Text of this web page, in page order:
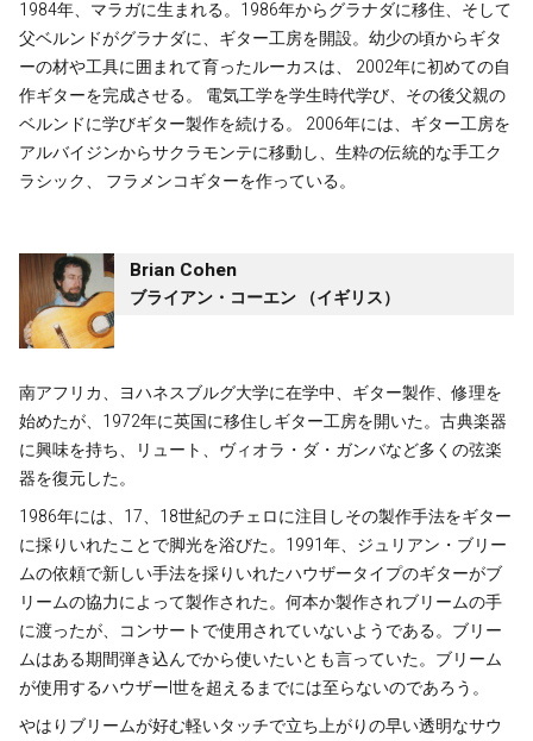
1984年、マラガに生まれる。1986年からグラナダに移住、そして
父ベルンドがグラナダに、ギター工房を開設。幼少の頃からギタ
ーの材や工具に囲まれて育ったルーカスは、 2002年に初めての自
作ギターを完成させる。 電気工学を学生時代学び、その後父親の
ベルンドに学びギター製作を続ける。 2006年には、ギター工房を
アルバイジンからサクラモンテに移動し、生粋の伝統的な手工ク
ラシック、 フラメンコギターを作っている。
Brian Cohen
ブライアン・コーエン （イギリス）
南アフリカ、ヨハネスブルグ大学に在学中、ギター製作、修理を
始めたが、1972年に英国に移住しギター工房を開いた。古典楽器
に興味を持ち、リュート、ヴィオラ・ダ・ガンバなど多くの弦楽
器を復元した。
1986年には、17、18世紀のチェロに注目しその製作手法をギター
に採りいれたことで脚光を浴びた。1991年、ジュリアン・ブリー
ムの依頼で新しい手法を採りいれたハウザータイプのギターがブ
リームの協力によって製作された。何本か製作されブリームの手
に渡ったが、コンサートで使用されていないようである。ブリー
ムはある期間弾き込んでから使いたいとも言っていた。ブリーム
が使用するハウザーI世を超えるまでには至らないのであろう。
やはりブリームが好む軽いタッチで立ち上がりの早い透明なサウ